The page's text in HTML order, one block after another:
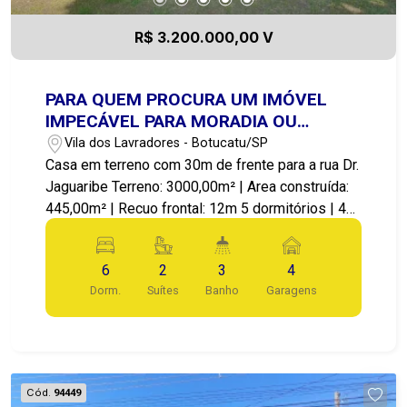
R$ 3.200.000,00 V
PARA QUEM PROCURA UM IMÓVEL
IMPECÁVEL PARA MORADIA OU
IMPLANTAÇÃO DE UMA CLÍNICA, CASA
DE REPOUSO, ESCOLA, COM
CÔMODOS GRANDES E UMA ÁREA
VERDE DE MAIS DE 2.000 M² PARA
MOMENTOS DE LAZER E
RELAXAMENTO.
Vila dos Lavradores - Botucatu/SP
Casa em terreno com 30m de frente para a rua Dr.
Jaguaribe Terreno: 3000,00m² | Area construída:
445,00m² | Recuo frontal: 12m 5 dormitórios | 4
vagas cobertas Residência projetada em estilo
mediterrâneo pelo arquiteto João Chaddad,
implantada em terreno com leve declive e está
organizada em 2 pavimentos: térreo e inferior.
Possui sistema de alarme com 6 câmeras de
embutidos. Pavimento Térreo, localiza-se o
6
Dorm.
2
Suítes
3
Banho
4
Garagens
Cód. 94449